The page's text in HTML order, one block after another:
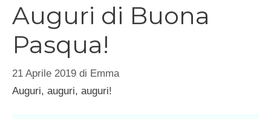
Auguri di Buona
Pasqua!
21 Aprile 2019 di Emma
Auguri, auguri, auguri!